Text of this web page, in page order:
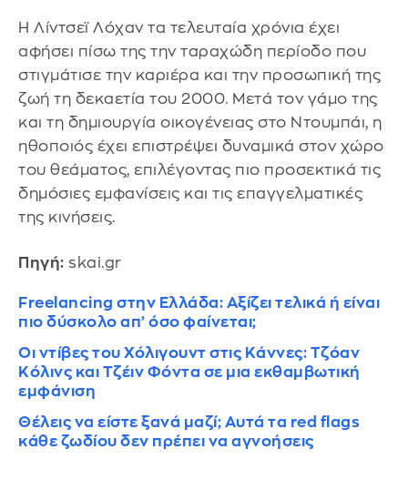
Η Λίντσεϊ Λόχαν τα τελευταία χρόνια έχει
αφήσει πίσω της την ταραχώδη περίοδο που
στιγμάτισε την καριέρα και την προσωπική της
ζωή τη δεκαετία του 2000. Μετά τον γάμο της
και τη δημιουργία οικογένειας στο Ντουμπάι, η
ηθοποιός έχει επιστρέψει δυναμικά στον χώρο
του θεάματος, επιλέγοντας πιο προσεκτικά τις
δημόσιες εμφανίσεις και τις επαγγελματικές
της κινήσεις.
Πηγή: skai.gr
Freelancing στην Ελλάδα: Αξίζει τελικά ή είναι
πιο δύσκολο απ’ όσο φαίνεται;
Οι ντίβες του Χόλιγουντ στις Κάννες: Τζόαν
Κόλινς και Τζέιν Φόντα σε μια εκθαμβωτική
εμφάνιση
Θέλεις να είστε ξανά μαζί; Αυτά τα red flags
κάθε ζωδίου δεν πρέπει να αγνοήσεις